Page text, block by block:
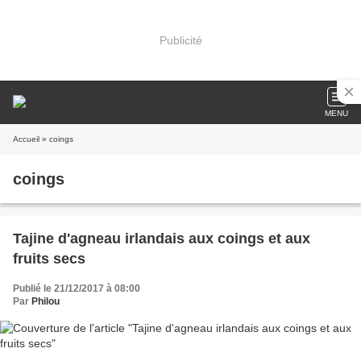
Publicité
MENU
Accueil » coings
coings
Tajine d'agneau irlandais aux coings et aux
fruits secs
Publié le 21/12/2017 à 08:00
Par Philou